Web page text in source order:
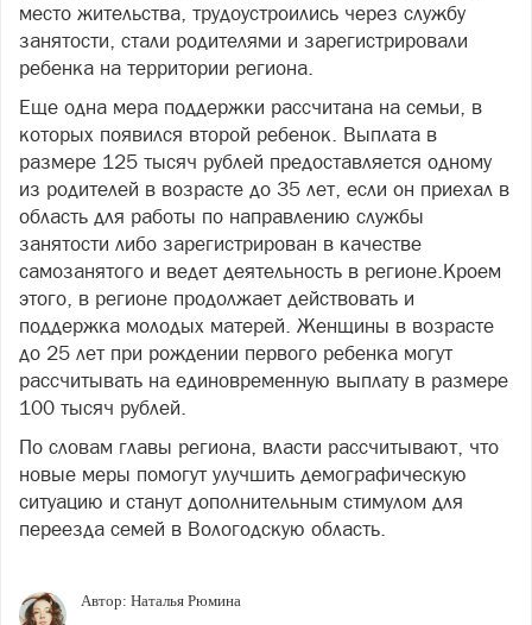
место жительства, трудоустроились через службу
занятости, стали родителями и зарегистрировали
ребенка на территории региона.
Еще одна мера поддержки рассчитана на семьи, в
которых появился второй ребенок. Выплата в
размере 125 тысяч рублей предоставляется одному
из родителей в возрасте до 35 лет, если он приехал в
область для работы по направлению службы
занятости либо зарегистрирован в качестве
самозанятого и ведет деятельность в регионе.Кроем
этого, в регионе продолжает действовать и
поддержка молодых матерей. Женщины в возрасте
до 25 лет при рождении первого ребенка могут
рассчитывать на единовременную выплату в размере
100 тысяч рублей.
По словам главы региона, власти рассчитывают, что
новые меры помогут улучшить демографическую
ситуацию и станут дополнительным стимулом для
переезда семей в Вологодскую область.
Автор: Наталья Рюмина